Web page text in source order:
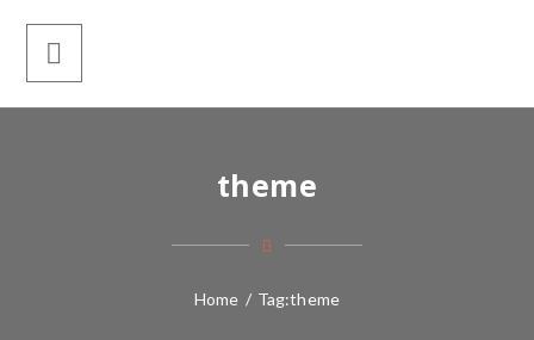
theme
Home / Tag:theme